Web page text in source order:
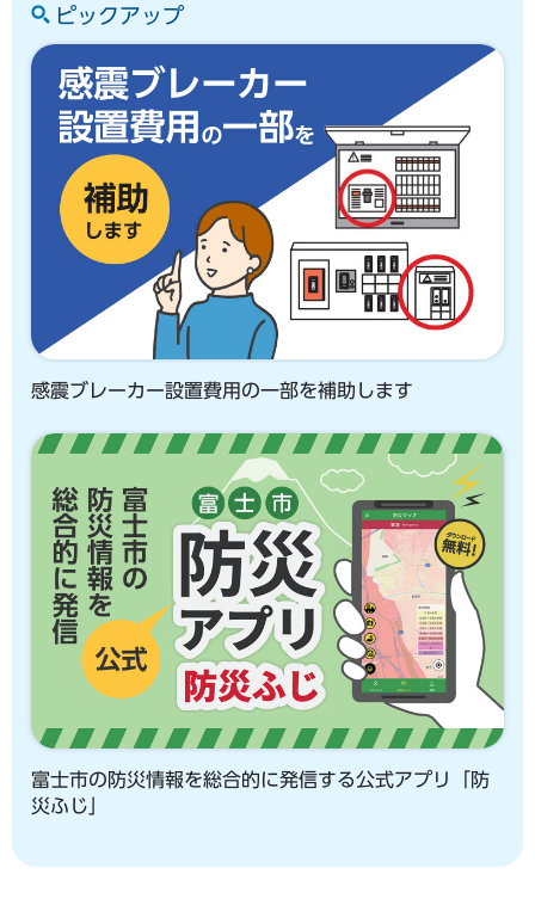
ピックアップ
感震ブレーカー設置費用の一部を補助します
富士市の防災情報を総合的に発信する公式アプリ「防
災ふじ」